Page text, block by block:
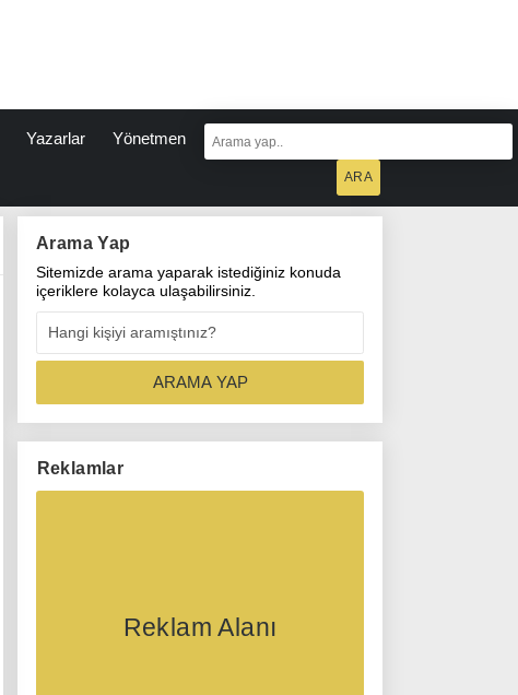
Yazarlar Yönetmen
Arama Yap
Sitemizde arama yaparak istediğiniz konuda
içeriklere kolayca ulaşabilirsiniz.
Reklamlar
Reklam Alanı